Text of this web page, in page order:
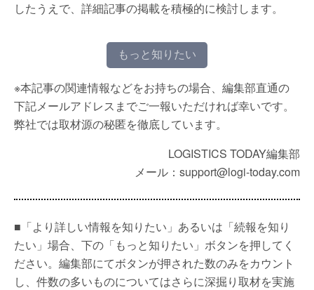
したうえで、詳細記事の掲載を積極的に検討します。
もっと知りたい
※本記事の関連情報などをお持ちの場合、編集部直通の
下記メールアドレスまでご一報いただければ幸いです。
弊社では取材源の秘匿を徹底しています。
LOGISTICS TODAY編集部
メール：support@logi-today.com
■「より詳しい情報を知りたい」あるいは「続報を知り
たい」場合、下の「もっと知りたい」ボタンを押してく
ださい。編集部にてボタンが押された数のみをカウント
し、件数の多いものについてはさらに深掘り取材を実施